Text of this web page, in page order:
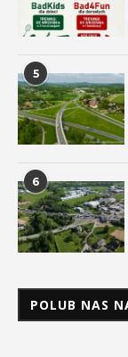
5
6
POLUB NAS